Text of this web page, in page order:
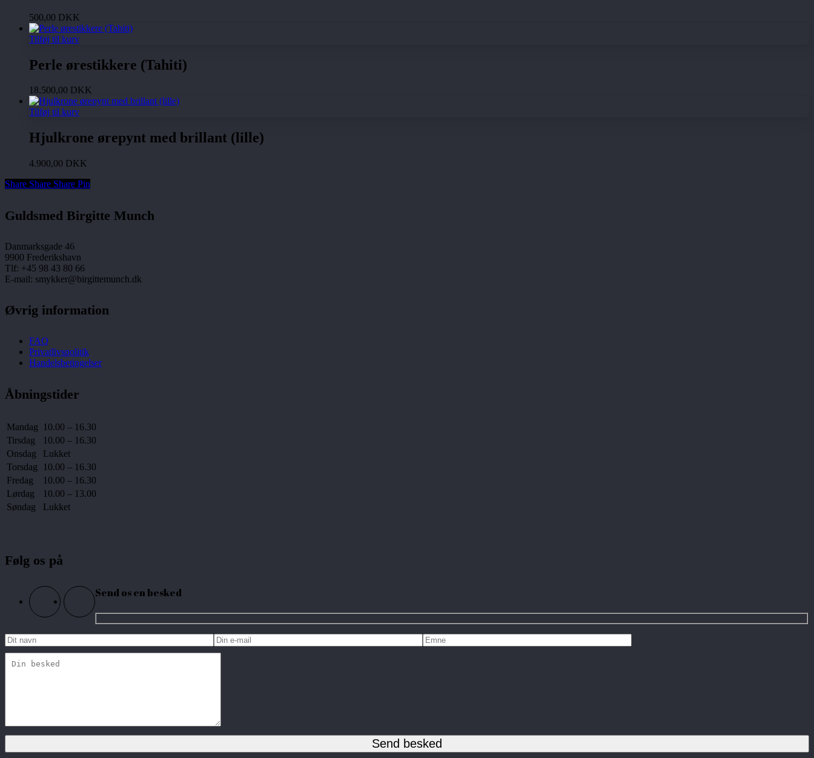
500,00 DKK
Tilføj til kurv
Perle ørestikkere (Tahiti)
18.500,00 DKK
Tilføj til kurv
Hjulkrone ørepynt med brillant (lille)
4.900,00 DKK
Share
Share Share Share Pin
Guldsmed Birgitte Munch
Danmarksgade 46
9900 Frederikshavn
Tlf: +45 98 43 80 66
E-mail: smykker@birgittemunch.dk
Øvrig information
FAQ
Privatlivspolitik
Handelsbetingelser
Åbningstider
Mandag
10.00 – 16.30
Tirsdag
10.00 – 16.30
Onsdag
Lukket
Torsdag
10.00 – 16.30
Fredag
10.00 – 16.30
Lørdag
10.00 – 13.00
Søndag
Lukket
Følg os på
Send os en besked